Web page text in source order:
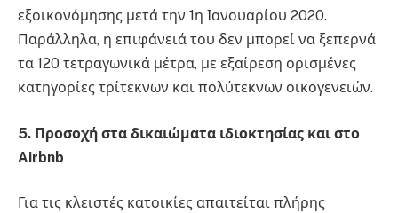
εξοικονόμησης μετά την 1η Ιανουαρίου 2020.
Παράλληλα, η επιφάνειά του δεν μπορεί να ξεπερνά
τα 120 τετραγωνικά μέτρα, με εξαίρεση ορισμένες
κατηγορίες τρίτεκνων και πολύτεκνων οικογενειών.
5. Προσοχή στα δικαιώματα ιδιοκτησίας και στο
Airbnb
Για τις κλειστές κατοικίες απαιτείται πλήρης